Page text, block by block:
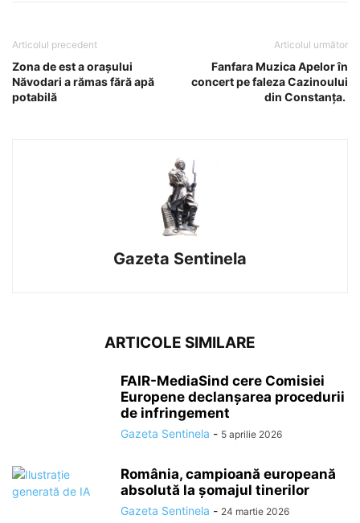
Articolul precedent
Zona de est a orașului
Năvodari a rămas fără apă
potabilă
Articolul următor
Fanfara Muzica Apelor în
concert pe faleza Cazinoului
din Constanța.
Gazeta Sentinela
ARTICOLE SIMILARE
FAIR-MediaSind cere Comisiei
Europene declanșarea procedurii
de infringement
Gazeta Sentinela - 5 aprilie 2026
România, campioană europeană
absolută la șomajul tinerilor
Gazeta Sentinela - 24 martie 2026